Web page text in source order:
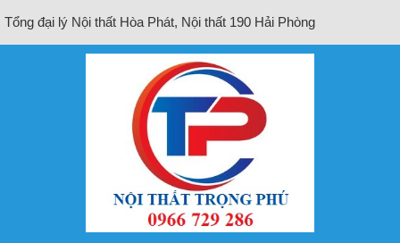
Tổng đại lý Nội thất Hòa Phát, Nội thất 190 Hải Phòng